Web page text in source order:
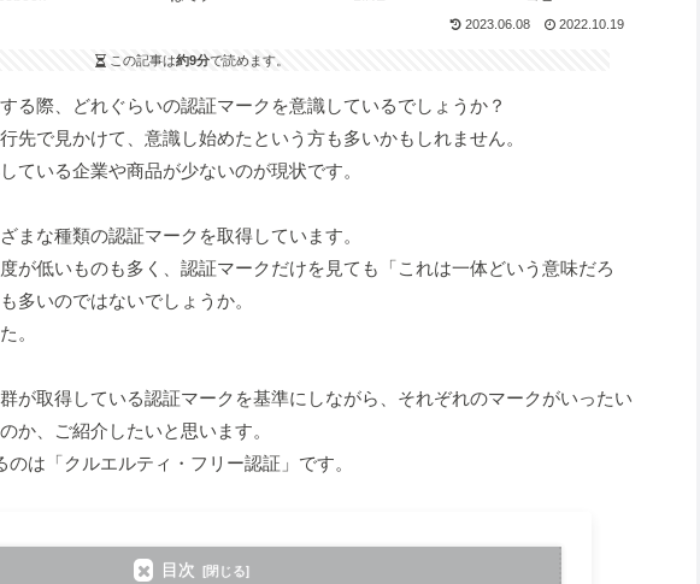
2023.06.08 2022.10.19
この記事は約9分で読めます。
る際、どれぐらいの認証マークを意識しているでしょうか？
先で見かけて、意識し始めたという方も多いかもしれません。
ている企業や商品が少ないのが現状です。
まな種類の認証マークを取得しています。
が低いものも多く、認証マークだけを見ても「これは一体どいう意味だろ
多いのではないでしょうか。
。
が取得している認証マークを基準にしながら、それぞれのマークがいったい
か、ご紹介したいと思います。
は「クルエルティ・フリー認証」です。
目次